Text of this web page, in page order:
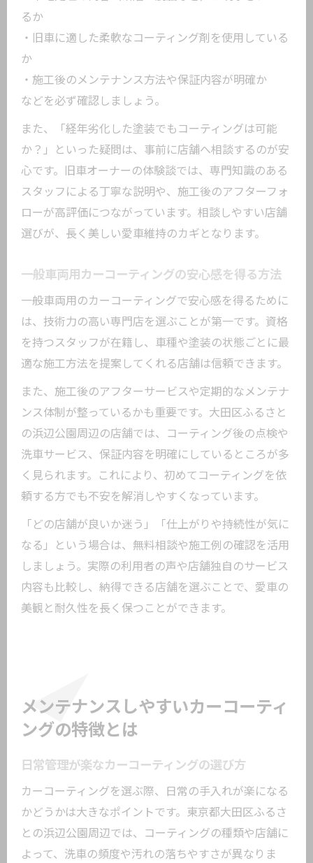
るか
・旧車に適した柔軟なコーティング剤を使用している
か
・施工後のメンテナンス方法や保証内容が明確か
などを必ず確認しましょう。
また、「経年劣化した塗装でもコーティングは可能
か？」といった疑問は、事前に店舗へ相談するのが安
心です。旧車オーナーの体験談では、専門知識のある
スタッフによる丁寧な説明や、施工後のアフターフォ
ローが高評価につながっています。相談しやすい店舗
選びが、長く美しい愛車維持のカギとなります。
一般車両用カーコーティングの安心感を得る方法
一般車両用のカーコーティングで安心感を得るために
は、技術力の高い専門店を選ぶことが第一です。資格
を持つスタッフが在籍し、車種や塗装の状態ごとに最
適な施工方法を提案してくれる店舗は信頼できます。
また、施工後のアフターサービスや定期的なメンテナ
ンス体制が整っているかも重要です。大田区ふるさと
の浜辺公園周辺の店舗では、コーティング後の点検や
洗車サービス、保証内容を明確にしているところが多
く見られます。これにより、初めてコーティングを依
頼する方でも不安を解消しやすくなっています。
「どの店舗が良いか迷う」「仕上がりや持続性が気に
なる」という場合は、無料相談や施工例の確認を活用
しましょう。実際の利用者の声や店舗独自のサービス
内容も比較し、納得できる店舗を選ぶことで、愛車の
美観と耐久性を長く保つことができます。
メンテナンスしやすいカーコーティ
ングの特徴とは
日常管理が楽なカーコーティングの選び方
カーコーティングを選ぶ際、日常の手入れが楽になる
かどうかは大きなポイントです。東京都大田区ふるさ
との浜辺公園周辺では、コーティングの種類や店舗に
よって、洗車の頻度や汚れの落ちやすさが異なりま